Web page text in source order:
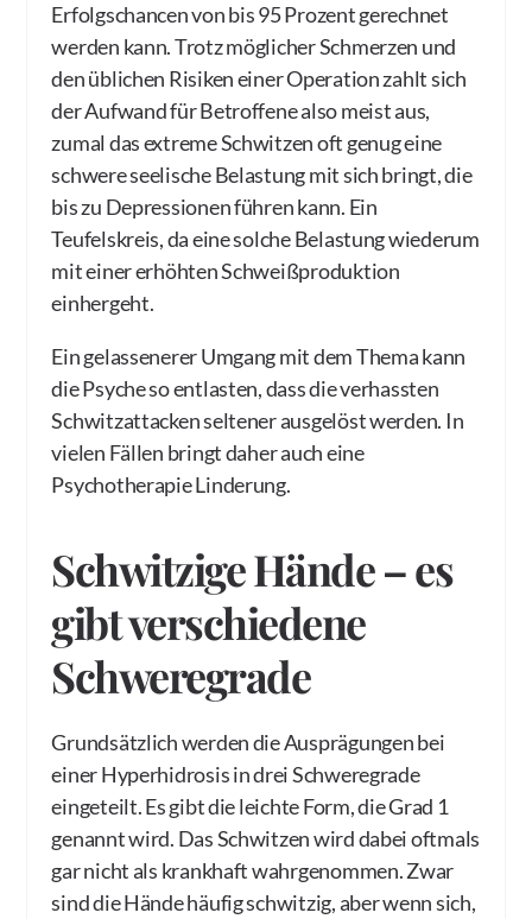
Erfolgschancen von bis 95 Prozent gerechnet
werden kann. Trotz möglicher Schmerzen und
den üblichen Risiken einer Operation zahlt sich
der Aufwand für Betroffene also meist aus,
zumal das extreme Schwitzen oft genug eine
schwere seelische Belastung mit sich bringt, die
bis zu Depressionen führen kann. Ein
Teufelskreis, da eine solche Belastung wiederum
mit einer erhöhten Schweißproduktion
einhergeht.
Ein gelassenerer Umgang mit dem Thema kann
die Psyche so entlasten, dass die verhassten
Schwitzattacken seltener ausgelöst werden. In
vielen Fällen bringt daher auch eine
Psychotherapie Linderung.
Schwitzige Hände – es
gibt verschiedene
Schweregrade
Grundsätzlich werden die Ausprägungen bei
einer Hyperhidrosis in drei Schweregrade
eingeteilt. Es gibt die leichte Form, die Grad 1
genannt wird. Das Schwitzen wird dabei oftmals
gar nicht als krankhaft wahrgenommen. Zwar
sind die Hände häufig schwitzig, aber wenn sich,